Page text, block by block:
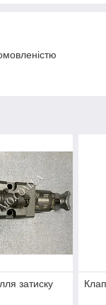
затиску